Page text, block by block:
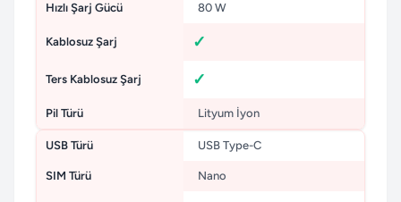
Hızlı Şarj Gücü 80 W
Kablosuz Şarj
Ters Kablosuz Şarj
Pil Türü Lityum İyon
USB Türü USB Type-C
SIM Türü Nano